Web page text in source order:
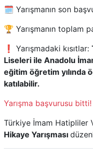
🗓️ Yarışmanın son
🏆 Yarışmanın toplam
❗ Yarışmadaki kısıtlar:
Liseleri ile Anadolu
eğitim öğretim yılında
katılabilir.
Yarışma başvurusu bitti!
Türkiye İmam Hatipliler
Hikaye Yarışması